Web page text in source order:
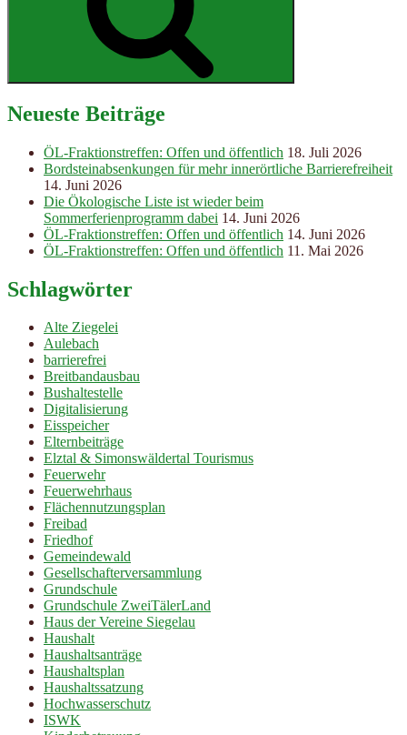
Neueste Beiträge
ÖL-Fraktionstreffen: Offen und öffentlich 18. Juli 2026
Bordsteinabsenkungen für mehr innerörtliche Barrierefreiheit
14. Juni 2026
Die Ökologische Liste ist wieder beim
Sommerferienprogramm dabei 14. Juni 2026
ÖL-Fraktionstreffen: Offen und öffentlich 14. Juni 2026
ÖL-Fraktionstreffen: Offen und öffentlich 11. Mai 2026
Schlagwörter
Alte Ziegelei
Aulebach
barrierefrei
Breitbandausbau
Bushaltestelle
Digitalisierung
Eisspeicher
Elternbeiträge
Elztal & Simonswäldertal Tourismus
Feuerwehr
Feuerwehrhaus
Flächennutzungsplan
Freibad
Friedhof
Gemeindewald
Gesellschafterversammlung
Grundschule
Grundschule ZweiTälerLand
Haus der Vereine Siegelau
Haushalt
Haushaltsanträge
Haushaltsplan
Haushaltssatzung
Hochwasserschutz
ISWK